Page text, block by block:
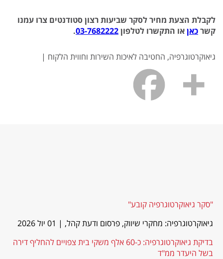
לקבלת הצעת מחיר לסקר שביעות רצון סטודנטים צרו עמנו
קשרכאןאו התקשרו לטלפון03-7682222
.
גיאוקרטוגרפיה, החטיבה לאיכות השירות וחווית הלקוח |
"סקר גיאוקרטוגרפיה קובע"
גיאוקרטוגרפיה: מחקרי שיווק, פרסום ודעת קהל, | 01 יול 2026
בדיקת גיאוקרטוגרפיה: כ-60 אלף משקי בית צפויים להחליף דירה
בשל היעדר ממ"ד